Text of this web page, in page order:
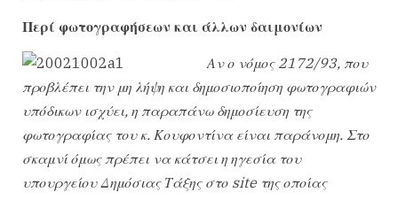
Περί φωτογραφήσεων και άλλων δαιμονίων
Αν ο νόμος 2172/93, που
προβλέπει την μη λήψη και δημοσιοποίηση φωτογραφιών
υπόδικων ισχύει, η παραπάνω δημοσίευση της
φωτογραφίας του κ. Κουφοντίνα είναι παράνομη. Στο
σκαμνί όμως πρέπει να κάτσει η ηγεσία του
υπουργείου Δημόσιας Τάξης στο site της οποίας